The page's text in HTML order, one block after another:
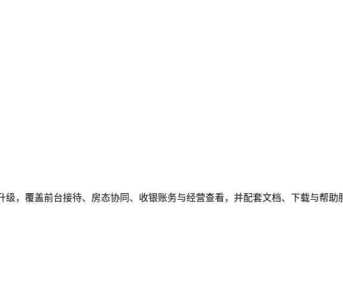
，覆盖前台接待、房态协同、收银账务与经营查看，并配套文档、下载与帮助